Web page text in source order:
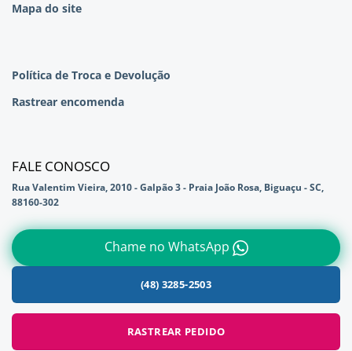
Mapa do site
Política de Troca e Devolução
Rastrear encomenda
FALE CONOSCO
Rua Valentim Vieira, 2010 - Galpão 3 - Praia João Rosa, Biguaçu - SC,
88160-302
Chame no WhatsApp
(48) 3285-2503
RASTREAR PEDIDO